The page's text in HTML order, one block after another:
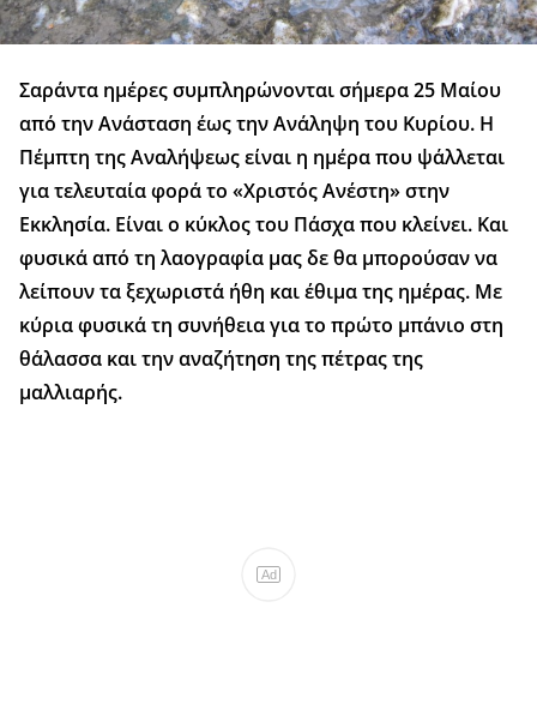
Σαράντα ημέρες συμπληρώνονται σήμερα 25 Μαίου
από την Ανάσταση έως την Ανάληψη του Κυρίου. H
Πέμπτη της Αναλήψεως είναι η ημέρα που ψάλλεται
για τελευταία φορά το «Χριστός Ανέστη» στην
Εκκλησία. Είναι ο κύκλος του Πάσχα που κλείνει. Και
φυσικά από τη λαογραφία μας δε θα μπορούσαν να
λείπουν τα ξεχωριστά ήθη και έθιμα της ημέρας. Με
κύρια φυσικά τη συνήθεια για το πρώτο μπάνιο στη
θάλασσα και την αναζήτηση της πέτρας της
μαλλιαρής.
Ad